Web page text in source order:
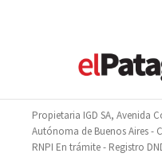
Propietaria IGD SA, Avenida
Autónoma de Buenos Aires -
RNPI En trámite - Registro